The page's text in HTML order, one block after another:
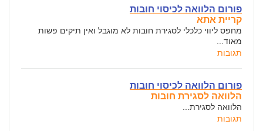
פורום הלוואה לכיסוי חובות
קריית אתא
מחפס ליווי כלכלי לסגירת חובות לא מוגבל ואין תיקים פשות
מאוד...
תגובות
פורום הלוואה לכיסוי חובות
הלוואה לסגירת חובות
הלוואה לסגירת...
תגובות